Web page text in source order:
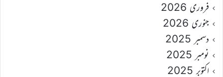
فروری 2026
جنوری 2026
دسمبر 2025
نومبر 2025
اکتوبر 2025